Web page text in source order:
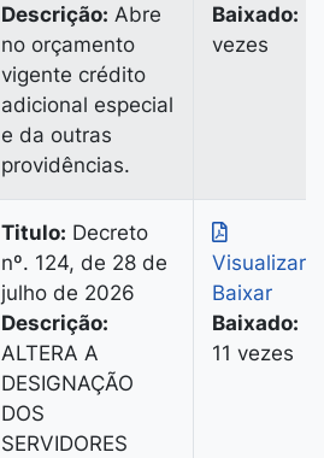
Descrição: Abre
no orçamento
vigente crédito
adicional especial
e da outras
providências.
Baixado:
vezes
Titulo: Decreto
nº. 124, de 28 de
julho de 2026
Descrição:
ALTERA A
DESIGNAÇÃO
DOS
SERVIDORES
Visualizar
Baixar
Baixado:
11 vezes